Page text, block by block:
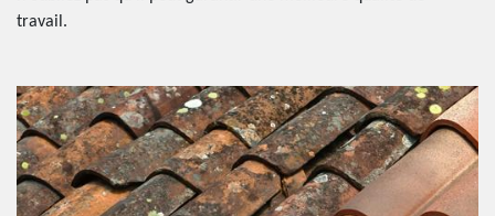
travail.